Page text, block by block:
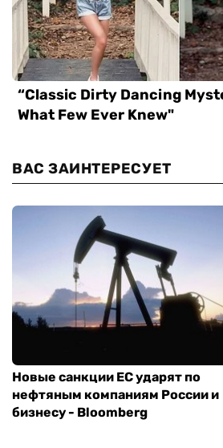
ВАС ЗАИНТЕРЕСУЕТ
Новые санкции ЕС ударят по
нефтяным компаниям России и
бизнесу - Bloomberg